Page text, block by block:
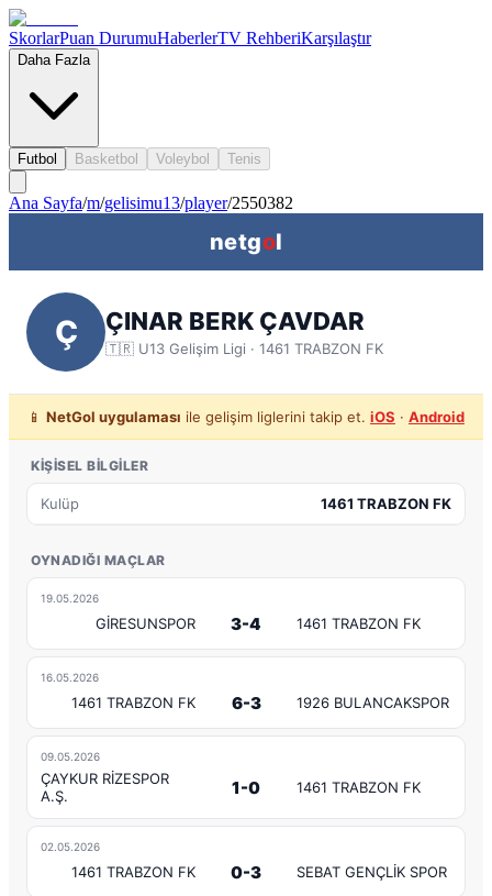
SkorlarPuan DurumuHaberlerTV RehberiKarşılaştır
Daha Fazla
Futbol Basketbol Voleybol Tenis
Ana Sayfa/m/gelisimu13/player/2550382
netgol
Ç ÇINAR BERK ÇAVDAR
🇹🇷 U13 Gelişim Ligi · 1461 TRABZON FK
📱 NetGol uygulaması ile gelişim liglerini takip et. iOS · Android
KIŞISEL BILGILER
Kulüp 1461 TRABZON FK
OYNADIĞI MAÇLAR
19.05.2026
GİRESUNSPOR 3-4 1461 TRABZON FK
16.05.2026
1461 TRABZON FK 6-3 1926 BULANCAKSPOR
09.05.2026
ÇAYKUR RİZESPOR
A.Ş.
1-0 1461 TRABZON FK
02.05.2026
1461 TRABZON FK 0-3 SEBAT GENÇLİK SPOR